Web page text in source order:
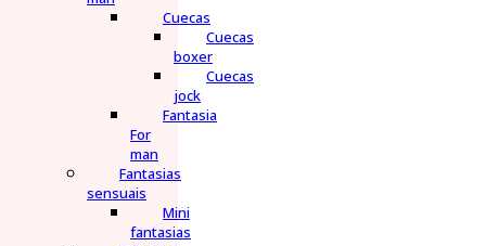
Cuecas
Cuecas
boxer
Cuecas
jock
Fantasia
For
man
Fantasias
sensuais
Mini
fantasias